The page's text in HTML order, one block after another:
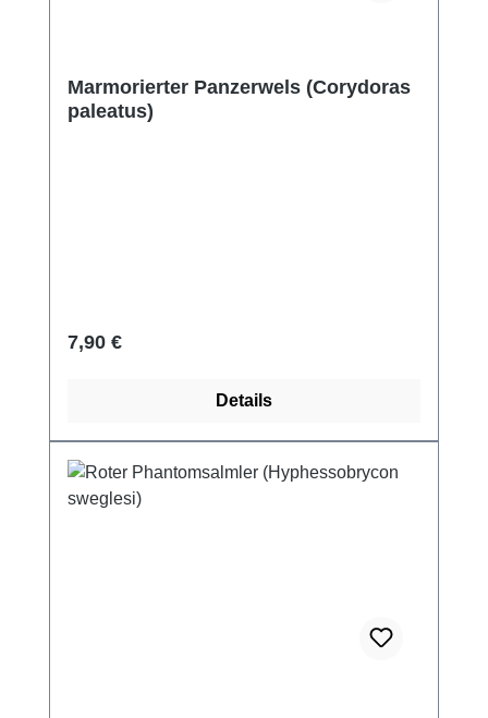
Marmorierter Panzerwels (Corydoras
paleatus)
Regulärer Preis:
7,90 €
Details